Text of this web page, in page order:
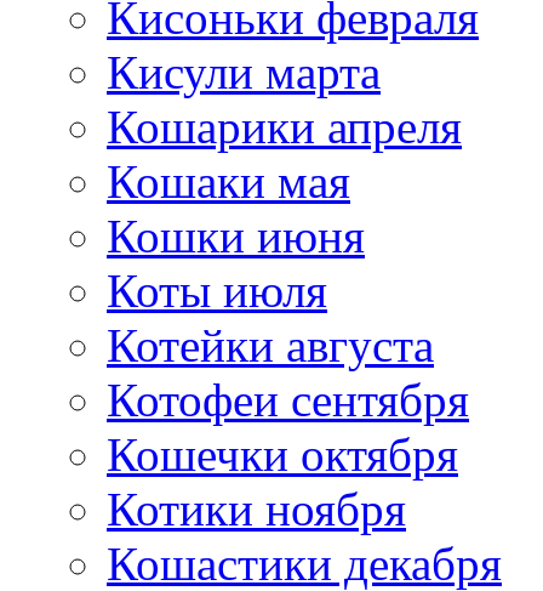
Кисоньки февраля
Кисули марта
Кошарики апреля
Кошаки мая
Кошки июня
Коты июля
Котейки августа
Котофеи сентября
Кошечки октября
Котики ноября
Кошастики декабря